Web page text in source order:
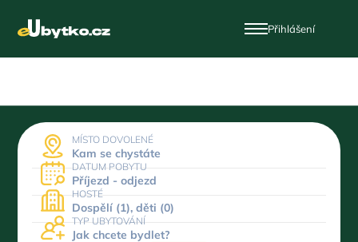
Přihlášení
MÍSTO DOVOLENÉ
Kam se chystáte
DATUM POBYTU
Příjezd - odjezd
HOSTÉ
Dospělí (1), děti (0)
TYP UBYTOVÁNÍ
Jak chcete bydlet?